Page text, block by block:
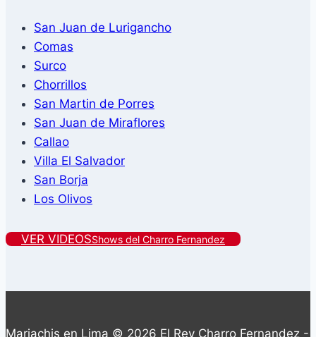
San Juan de Lurigancho
Comas
Surco
Chorrillos
San Martin de Porres
San Juan de Miraflores
Callao
Villa El Salvador
San Borja
Los Olivos
VER VIDEOSShows del Charro Fernandez
Mariachis en Lima © 2026 El Rey Charro Fernandez -